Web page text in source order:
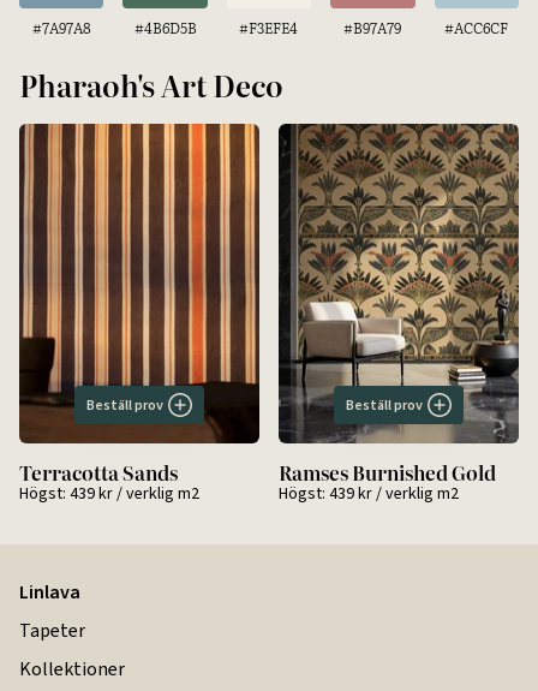
#7A97A8 #4B6D5B #F3EFE4 #B97A79 #ACC6CF
Pharaoh's Art Deco
Beställ prov
Terracotta Sands
Högst: 439 kr/ verklig m2
Beställ prov
Ramses Burnished Gold
Högst: 439 kr/ verklig m2
Linlava
Tapeter
Kollektioner